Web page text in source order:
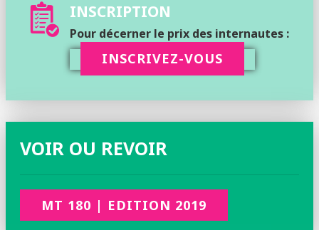
INSCRIPTION
Pour décerner le prix des internautes :
INSCRIVEZ-VOUS
VOIR OU REVOIR
MT 180 | EDITION 2019